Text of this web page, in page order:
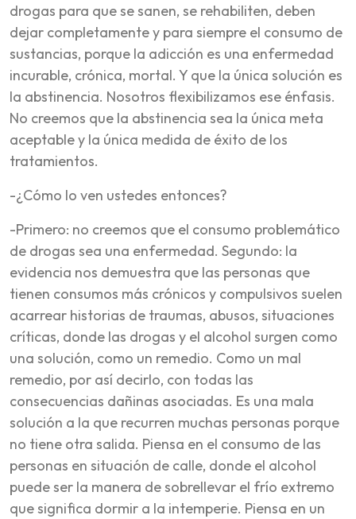
drogas para que se sanen, se rehabiliten, deben
dejar completamente y para siempre el consumo de
sustancias, porque la adicción es una enfermedad
incurable, crónica, mortal. Y que la única solución es
la abstinencia. Nosotros flexibilizamos ese énfasis.
No creemos que la abstinencia sea la única meta
aceptable y la única medida de éxito de los
tratamientos.
-¿Cómo lo ven ustedes entonces?
-Primero: no creemos que el consumo problemático
de drogas sea una enfermedad. Segundo: la
evidencia nos demuestra que las personas que
tienen consumos más crónicos y compulsivos suelen
acarrear historias de traumas, abusos, situaciones
críticas, donde las drogas y el alcohol surgen como
una solución, como un remedio. Como un mal
remedio, por así decirlo, con todas las
consecuencias dañinas asociadas. Es una mala
solución a la que recurren muchas personas porque
no tiene otra salida. Piensa en el consumo de las
personas en situación de calle, donde el alcohol
puede ser la manera de sobrellevar el frío extremo
que significa dormir a la intemperie. Piensa en un